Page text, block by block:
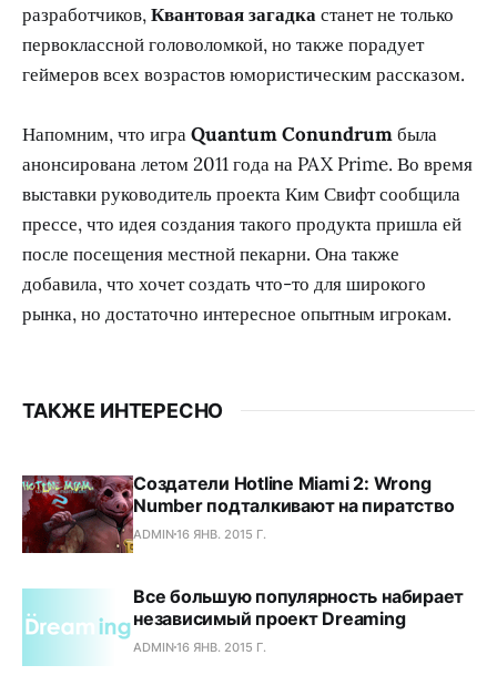
разработчиков,Квантовая загадкастанет не только
первоклассной головоломкой, но также порадует
геймеров всех возрастов юмористическим рассказом.
Напомним, что играQuantum Conundrumбыла
анонсирована летом 2011 года на PAX Prime. Во время
выставки руководитель проекта Ким Свифт сообщила
прессе, что идея создания такого продукта пришла ей
после посещения местной пекарни. Она также
добавила, что хочет создать что-то для широкого
рынка, но достаточно интересное опытным игрокам.
ТАКЖЕ ИНТЕРЕСНО
Создатели Hotline Miami 2: Wrong
Number подталкивают на пиратство
ADMIN16 ЯНВ. 2015 Г.
Все большую популярность набирает
независимый проект Dreaming
ADMIN16 ЯНВ. 2015 Г.